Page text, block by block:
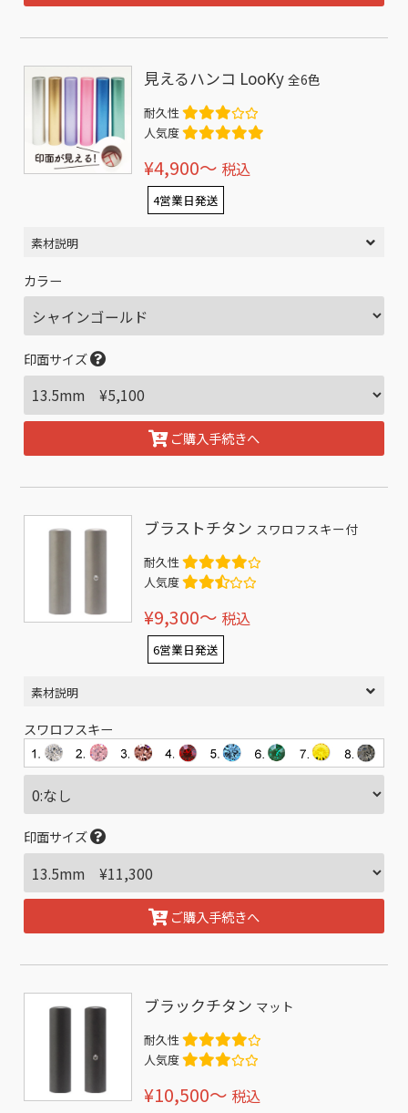
見えるハンコ LooKy全6色
耐久性
人気度
¥4,900〜 税込
4営業日発送
素材説明
カラー
印面サイズ
ご購入手続きへ
ブラストチタン スワロフスキー付
耐久性
人気度
¥9,300〜 税込
6営業日発送
素材説明
スワロフスキー
印面サイズ
ご購入手続きへ
ブラックチタン マット
耐久性
人気度
¥10,500〜 税込